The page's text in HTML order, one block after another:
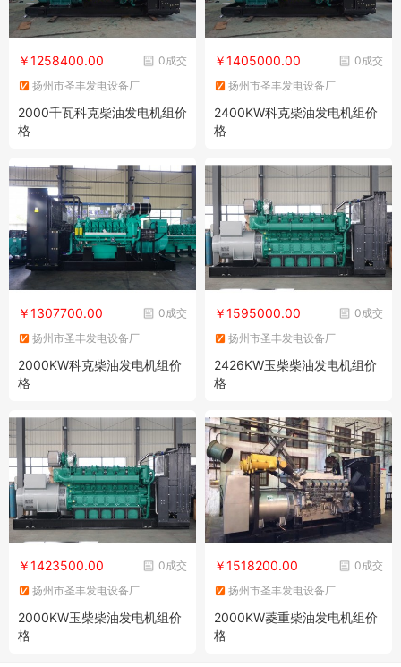
0成交
￥1258400.00
扬州市圣丰发电设备厂
2000千瓦科克柴油发电机组价
格
0成交
￥1405000.00
扬州市圣丰发电设备厂
2400KW科克柴油发电机组价
格
0成交
￥1307700.00
扬州市圣丰发电设备厂
2000KW科克柴油发电机组价
格
0成交
￥1595000.00
扬州市圣丰发电设备厂
2426KW玉柴柴油发电机组价
格
0成交
￥1423500.00
扬州市圣丰发电设备厂
2000KW玉柴柴油发电机组价
格
0成交
￥1518200.00
扬州市圣丰发电设备厂
2000KW菱重柴油发电机组价
格